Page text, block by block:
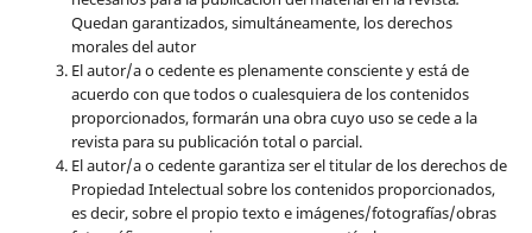
Quedan garantizados, simultáneamente, los derechos
morales del autor
El autor/a o cedente es plenamente consciente y está de
acuerdo con que todos o cualesquiera de los contenidos
proporcionados, formarán una obra cuyo uso se cede a la
revista para su publicación total o parcial.
El autor/a o cedente garantiza ser el titular de los derechos de
Propiedad Intelectual sobre los contenidos proporcionados,
es decir, sobre el propio texto e imágenes/fotografías/obras